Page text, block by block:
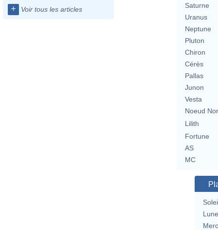
+ Voir tous les articles
Saturne
Uranus
Neptune
Pluton
Chiron
Cérès
Pallas
Junon
Vesta
Noeud
Lilith
Fortune
AS
MC
Lune